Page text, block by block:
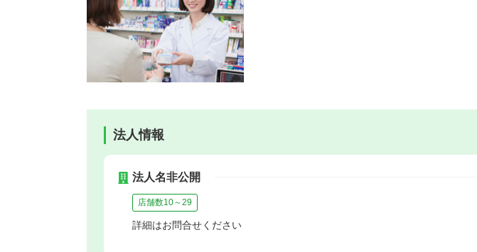
法人情報
法人名非公開
店舗数10～29
詳細はお問合せください